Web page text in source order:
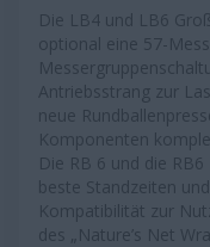
Die LB4 und LB6
optional eine 57-
Antriebsstrang zur
neue
Komponenten
Die RB 6 und die
beste Standzeiten
Kompatibilität zur
des „Nature’s Net